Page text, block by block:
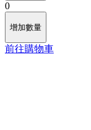
0
增加數量
前往購物車